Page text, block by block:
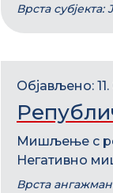
Врста
Објављено:
Мишљење с
Негативно
Врста